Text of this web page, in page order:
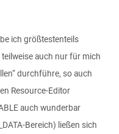
ich größtestenteils
auch nur für mich
durchführe, so auch
Resource-Editor
auch wunderbar
Bereich) ließen sich